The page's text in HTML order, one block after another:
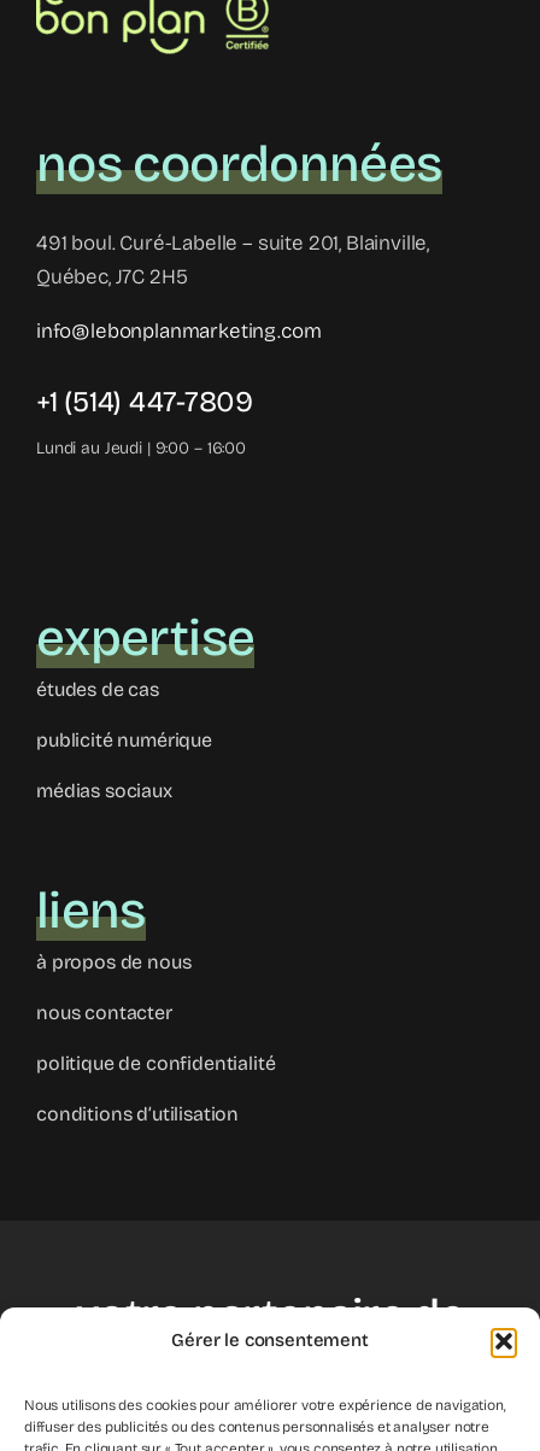
Gérer le consentement
Nous utilisons des cookies pour améliorer votre expérience de navigation,
diffuser des publicités ou des contenus personnalisés et analyser notre
nos coordonnées
491 boul. Curé-Labelle – suite 201, Blainville,
Québec, J7C 2H5
info@lebonplanmarketing.com
+1 (514) 447-7809
Lundi au Jeudi | 9:00 – 16:00
expertise
études de cas
publicité numérique
médias sociaux
liens
à propos de nous
nous contacter
politique de confidentialité
conditions d’utilisation
votre partenaire de